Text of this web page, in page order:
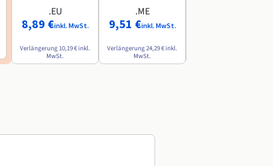
.EU
8,89 €inkl. MwSt.
Verlängerung 10,19 € inkl.
MwSt.
.ME
9,51 €inkl. MwSt.
Verlängerung 24,29 € inkl.
MwSt.